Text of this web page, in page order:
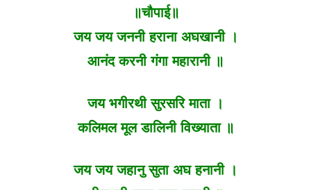
॥चौपाई॥
जय जय जननी हराना अघखानी ।
आनंद करनी गंगा महारानी ॥
जय भगीरथी सुरसरि माता ।
कलिमल मूल डालिनी विख्याता ॥
जय जय जहानु सुता अघ हनानी ।